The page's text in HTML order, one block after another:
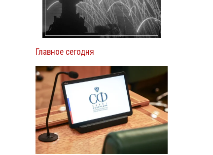
Главное сегодня